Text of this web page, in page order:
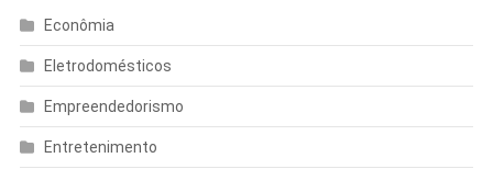
Econômia
Eletrodomésticos
Empreendedorismo
Entretenimento